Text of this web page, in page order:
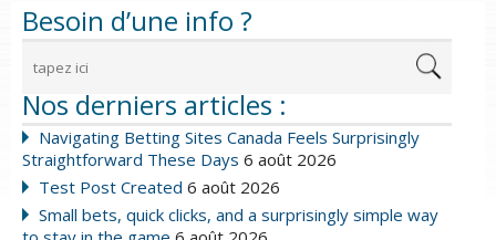
Besoin d’une info ?
Nos derniers articles :
Navigating Betting Sites Canada Feels Surprisingly
Straightforward These Days 6 août 2026
Test Post Created 6 août 2026
Small bets, quick clicks, and a surprisingly simple way